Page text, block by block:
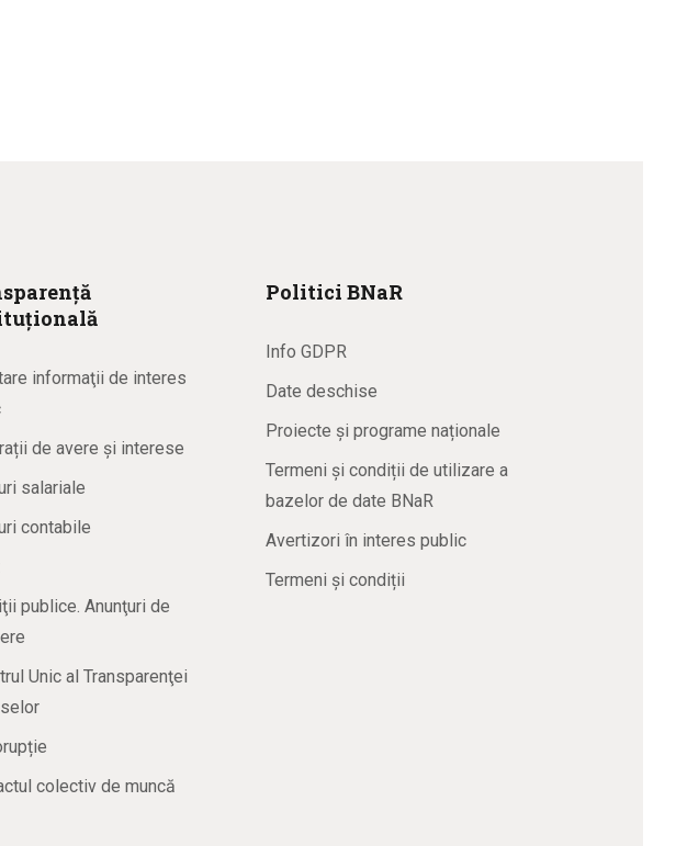
informaţii de interes
de avere și interese
salariale
contabile
publice. Anunţuri de
Unic al Transparenţei
colectiv de muncă
Politici BNaR
Info GDPR
Date deschise
Proiecte și programe naționale
Termeni și condiții de utilizare a
bazelor de date BNaR
Avertizori în interes public
Termeni și condiții